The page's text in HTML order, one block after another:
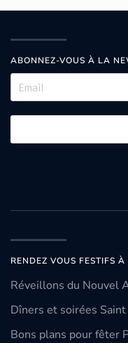
ABONNEZ-VOUS À LA
RENDEZ VOUS FESTIFS À
Réveillons du Nouvel
Dîners et soirées
Bons plans pour fêter